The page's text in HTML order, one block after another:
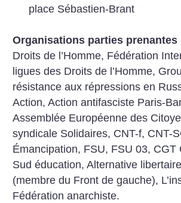
place Sébastien-Brant
Organisations parties prenantes
Droits de l’Homme, Fédération
ligues des Droits de l’Homme,
résistance aux répressions en
Action, Action antifasciste Paris-
Assemblée Européenne des
syndicale Solidaires, CNT-f, CNT-
Émancipation, FSU, FSU 03, CGT
Sud éducation, Alternative
(membre du Front de gauche),
Fédération anarchiste.